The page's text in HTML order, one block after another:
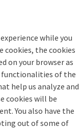
while you
cookies, the cookies
on your browser as
functionalities of the
help us analyze and
cookies will be
You also have the
out of some of